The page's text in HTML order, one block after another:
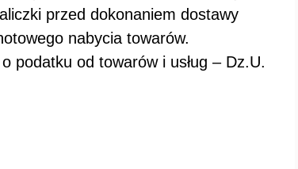
przed dokonaniem dostawy
nabycia towarów.
podatku od towarów i usług – Dz.U.